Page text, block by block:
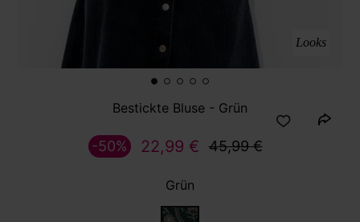
Looks
Bestickte Bluse - Grün
22,99 € 45,99 €
-50%
Grün